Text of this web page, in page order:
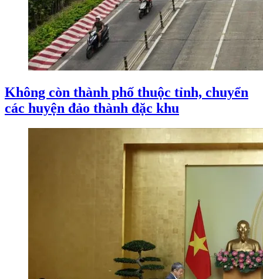
Không còn thành phố thuộc tỉnh, chuyển
các huyện đảo thành đặc khu